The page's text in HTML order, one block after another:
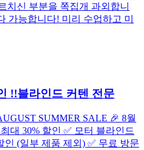
치신 부분을 쪽집개 과외합니
가능합니다! 미리 수업하고 미
!!블라인드 커텐 전문
SUMMER SALE 🎉 8월
대 30% 할인 ✅ 모터 블라인드
인 (일부 제품 제외) ✅ 무료 방문